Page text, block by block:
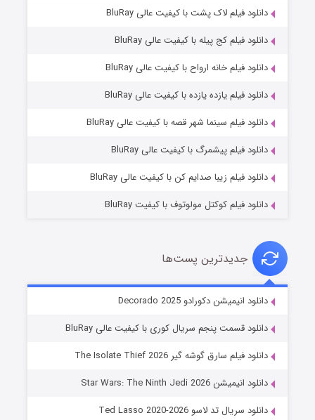
خاندان اژدها فصل ۳
دانلود فیلم لاک پشت با کیفیت عالی BluRay
دانلود فیلم کج‌ پیله با کیفیت عالی BluRay
دانلود فیلم خانه ارواح با کیفیت عالی BluRay
دانلود فیلم یازده یازده با کیفیت عالی BluRay
دانلود فیلم سینما شهر قصه با کیفیت عالی BluRay
دانلود فیلم پیشمرگ با کیفیت عالی BluRay
دانلود فیلم زیبا صدایم کن با کیفیت عالی BluRay
دانلود فیلم کوکتل مولوتوف با کیفیت BluRay
جدیدترین پست‌ها
دانلود انیمیشن دکورادو Decorado 2025
دانلود قسمت پنجم سریال کوری با کیفیت عالی BluRay
دانلود فیلم سارق گوشه گیر The Isolate Thief 2026
دانلود انیمیشن Star Wars: The Ninth Jedi 2026
دانلود سریال تد لاسو Ted Lasso 2020-2026